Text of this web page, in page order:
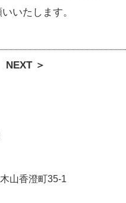
いたします。
NEXT ＞
山香澄町35-1